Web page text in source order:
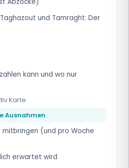
und Tamraght: Der
kann und wo nur
Karte
Ausnahmen
mitbringen (und pro Woche
erwartet wird